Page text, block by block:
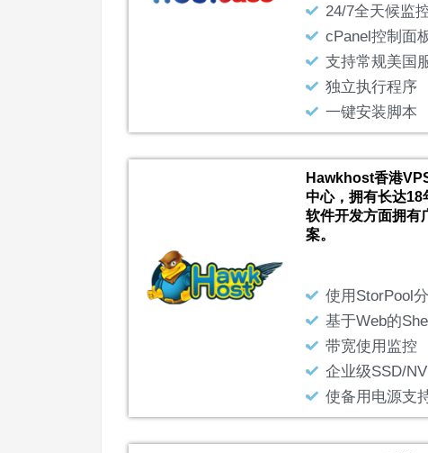
24/7全天候监
cPanel控制面
支持常规美国
独立执行程序
一键安装脚本
Hawkhost香港
中心，拥有长达18
软件开发方面拥有
案。
使用StorPool
基于Web的
带宽使用监控
企业级SSD/
使备用电源支